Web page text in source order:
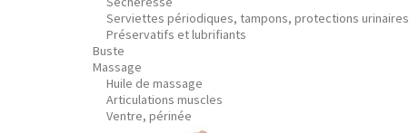
Serviettes périodiques, tampons, protections urinaires
Préservatifs et lubrifiants
Buste
Massage
Huile de massage
Articulations muscles
Ventre, périnée